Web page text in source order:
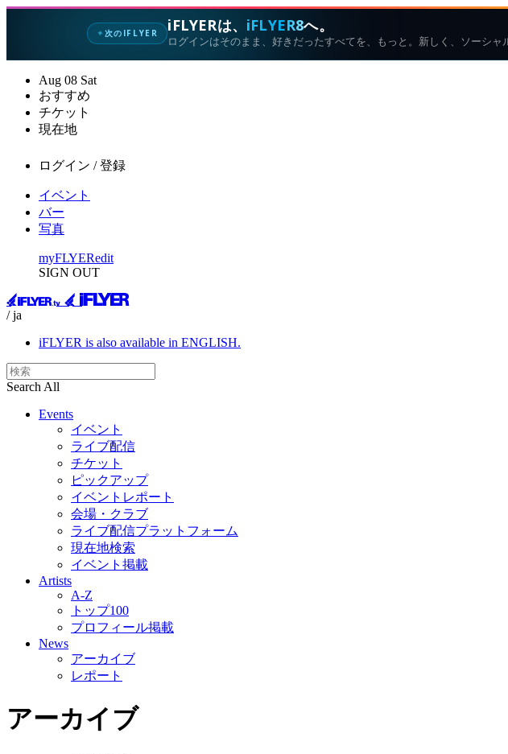
✦次のIFLYER iFLYERは、 iFLYER8へ。
ログインはそのまま、好きだったすべてを、もっと。新しく、ソーシャ
Aug 08 Sat
おすすめ
チケット
現在地
ログイン / 登録
イベント
バー
写真
myFLYERedit
SIGN OUT
/ ja
iFLYER is also available in ENGLISH.
Search All
Events
イベント
ライブ配信
チケット
ピックアップ
イベントレポート
会場・クラブ
ライブ配信プラットフォーム
現在地検索
イベント掲載
Artists
A-Z
トップ100
プロフィール掲載
News
アーカイブ
レポート
アーカイブ